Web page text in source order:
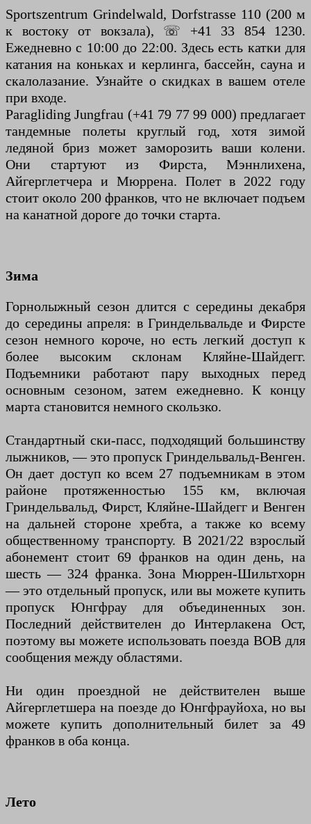
Sportszentrum Grindelwald, Dorfstrasse 110 (200 м
к востоку от вокзала), ☏ +41 33 854 1230.
Ежедневно с 10:00 до 22:00. Здесь есть катки для
катания на коньках и керлинга, бассейн, сауна и
скалолазание. Узнайте о скидках в вашем отеле
при входе.
Paragliding Jungfrau (+41 79 77 99 000) предлагает
тандемные полеты круглый год, хотя зимой
ледяной бриз может заморозить ваши колени.
Они стартуют из Фирста, Мэннлихена,
Айгерглетчера и Мюррена. Полет в 2022 году
стоит около 200 франков, что не включает подъем
на канатной дороге до точки старта.
Зима
Горнолыжный сезон длится с середины декабря
до середины апреля: в Гриндельвальде и Фирсте
сезон немного короче, но есть легкий доступ к
более высоким склонам Кляйне-Шайдегг.
Подъемники работают пару выходных перед
основным сезоном, затем ежедневно. К концу
марта становится немного скользко.
Стандартный ски-пасс, подходящий большинству
лыжников, — это пропуск Гриндельвальд-Венген.
Он дает доступ ко всем 27 подъемникам в этом
районе протяженностью 155 км, включая
Гриндельвальд, Фирст, Кляйне-Шайдегг и Венген
на дальней стороне хребта, а также ко всему
общественному транспорту. В 2021/22 взрослый
абонемент стоит 69 франков на один день, на
шесть — 324 франка. Зона Мюррен-Шильтхорн
— это отдельный пропуск, или вы можете купить
пропуск Юнгфрау для объединенных зон.
Последний действителен до Интерлакена Ост,
поэтому вы можете использовать поезда BOB для
сообщения между областями.
Ни один проездной не действителен выше
Айгерглетшера на поезде до Юнгфрауйоха, но вы
можете купить дополнительный билет за 49
франков в оба конца.
Лето